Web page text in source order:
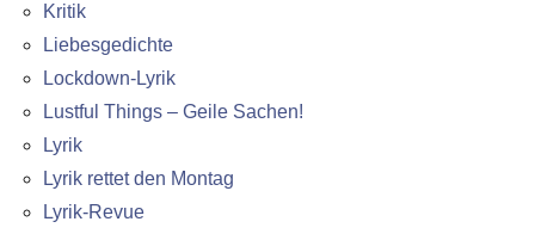
Kritik
Liebesgedichte
Lockdown-Lyrik
Lustful Things – Geile Sachen!
Lyrik
Lyrik rettet den Montag
Lyrik-Revue